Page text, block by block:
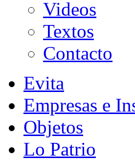
Videos
Textos
Contacto
Evita
Empresas e
Objetos
Lo Patrio